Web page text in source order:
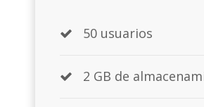
50 usuarios
2 GB de